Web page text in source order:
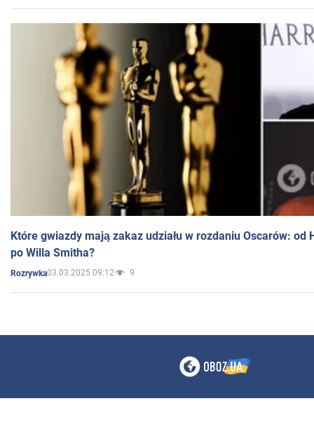
Które gwiazdy mają zakaz udziału w rozdaniu Oscarów: od
po Willa Smitha?
Rozrywka03.03.2025 09:12 9